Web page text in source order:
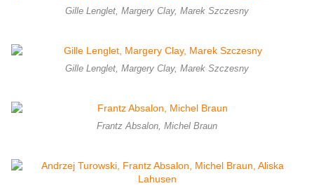
Gille Lenglet, Margery Clay, Marek Szczesny
Gille Lenglet, Margery Clay, Marek Szczesny
Frantz Absalon, Michel Braun